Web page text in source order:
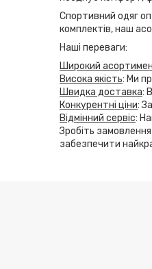
Спортивний одяг
комплектів, наш
Наші переваги:
Широкий
Висока якість: Ми
Швидка доставка:
Конкурентні ціни:
Відмінний сервіс:
Зробіть
забезпечити